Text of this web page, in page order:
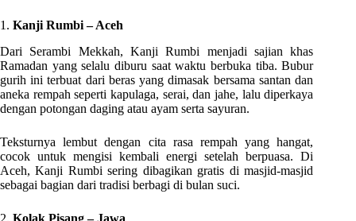
1. Kanji Rumbi – Aceh
Dari Serambi Mekkah, Kanji Rumbi menjadi sajian khas
Ramadan yang selalu diburu saat waktu berbuka tiba. Bubur
gurih ini terbuat dari beras yang dimasak bersama santan dan
aneka rempah seperti kapulaga, serai, dan jahe, lalu diperkaya
dengan potongan daging atau ayam serta sayuran.
Teksturnya lembut dengan cita rasa rempah yang hangat,
cocok untuk mengisi kembali energi setelah berpuasa. Di
Aceh, Kanji Rumbi sering dibagikan gratis di masjid-masjid
sebagai bagian dari tradisi berbagi di bulan suci.
2. Kolak Pisang – Jawa